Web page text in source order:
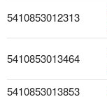
5410853012313
5410853013464
5410853013853